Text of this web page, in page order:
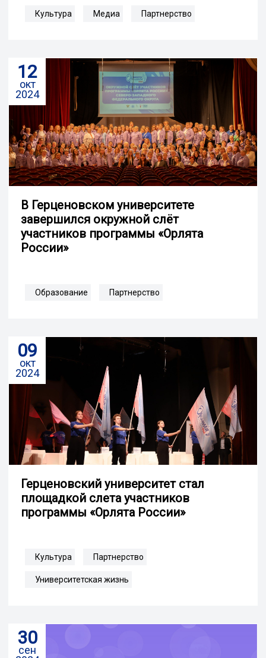
Культура Медиа Партнерство
12
окт
2024
В Герценовском университете
завершился окружной слёт
участников программы «Орлята
России»
Образование Партнерство
09
окт
2024
Герценовский университет стал
площадкой слета участников
программы «Орлята России»
Культура Партнерство
Университетская жизнь
30
сен